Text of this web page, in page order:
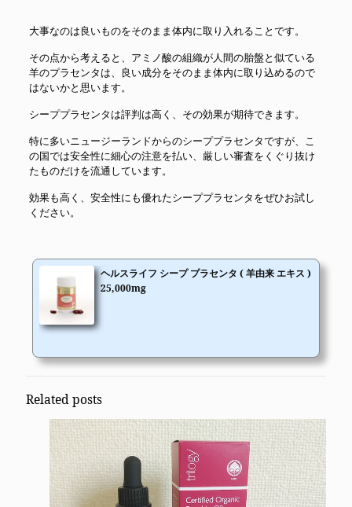
大事なのは良いものをそのまま体内に取り入れることです。
その点から考えると、アミノ酸の組織が人間の胎盤と似ている
羊のプラセンタは、良い成分をそのまま体内に取り込めるので
はないかと思います。
シーププラセンタは評判は高く、その効果が期待できます。
特に多いニュージーランドからのシーププラセンタですが、こ
の国では安全性に細心の注意を払い、厳しい審査をくぐり抜け
たものだけを流通しています。
効果も高く、安全性にも優れたシーププラセンタをぜひお試し
ください。
ヘルスライフ シープ プラセンタ ( 羊由来 エキス )
25,000mg
Related posts